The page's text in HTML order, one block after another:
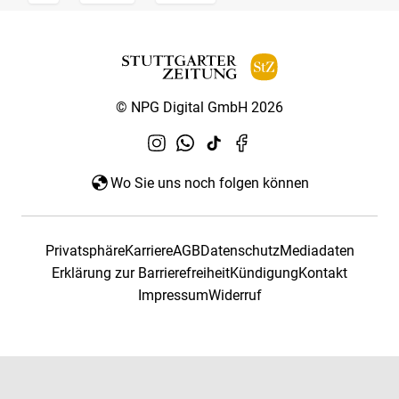
© NPG Digital GmbH 2026
Wo Sie uns noch folgen können
PrivatsphäreKarriereAGBDatenschutzMediadaten
Erklärung zur BarrierefreiheitKündigungKontakt
ImpressumWiderruf